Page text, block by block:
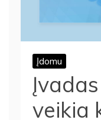
Įdomu
veikia